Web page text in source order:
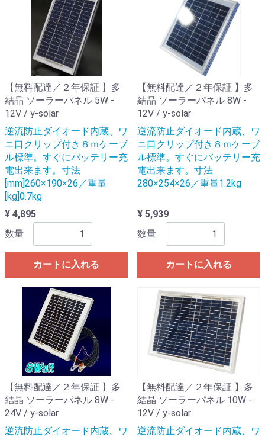
【無料配達／２年保証 】多
結晶 ソーラーパネル 5W -
12V / y-solar
逆流防止ダイオード内蔵、ワ
ニ口クリップ付き８ｍケーブ
ル標準。すぐにバッテリー充
電出来ます。寸法
[mm]260×190×26／重量
[kg]0.7kg
¥ 4,895
数量
カートに入れる
【無料配達／２年保証 】多
結晶 ソーラーパネル 8W -
12V / y-solar
逆流防止ダイオード内蔵、ワ
ニ口クリップ付き８ｍケーブ
ル標準。すぐにバッテリー充
電出来ます。寸法
280×254×26／重量1.2kg
¥ 5,939
数量
カートに入れる
【無料配達／２年保証 】多
結晶 ソーラーパネル 8W -
24V / y-solar
逆流防止ダイオード内蔵、ワ
【無料配達／２年保証 】多
結晶 ソーラーパネル 10W -
12V / y-solar
逆流防止ダイオード内蔵、ワ